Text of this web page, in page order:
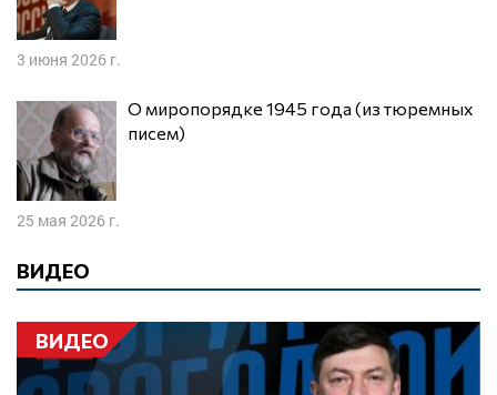
3 июня 2026 г.
О миропорядке 1945 года (из тюремных
писем)
25 мая 2026 г.
ВИДЕО
ВИДЕО